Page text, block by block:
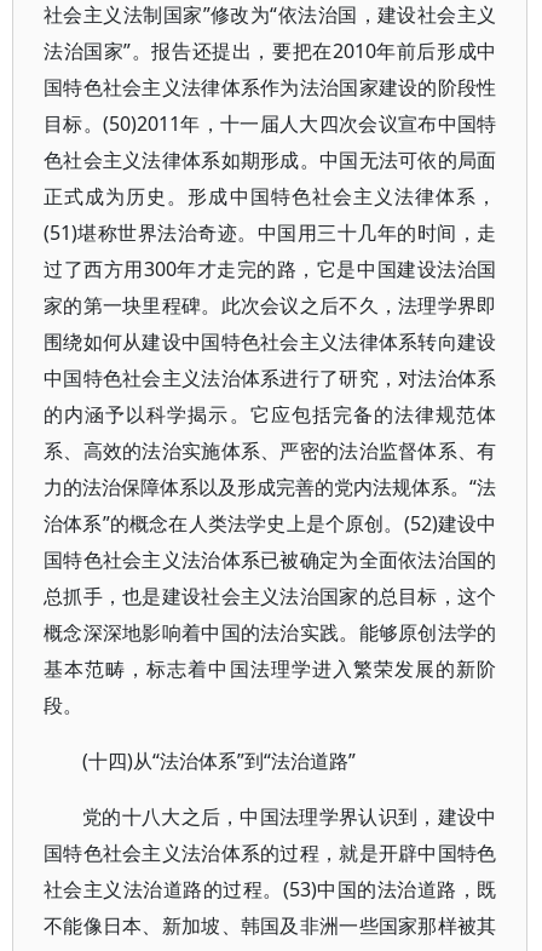
社会主义法制国家”修改为“依法治国，建设社会主义
法治国家”。报告还提出，要把在2010年前后形成中
国特色社会主义法律体系作为法治国家建设的阶段性
目标。(50)2011年，十一届人大四次会议宣布中国特
色社会主义法律体系如期形成。中国无法可依的局面
正式成为历史。形成中国特色社会主义法律体系，
(51)堪称世界法治奇迹。中国用三十几年的时间，走
过了西方用300年才走完的路，它是中国建设法治国
家的第一块里程碑。此次会议之后不久，法理学界即
围绕如何从建设中国特色社会主义法律体系转向建设
中国特色社会主义法治体系进行了研究，对法治体系
的内涵予以科学揭示。它应包括完备的法律规范体
系、高效的法治实施体系、严密的法治监督体系、有
力的法治保障体系以及形成完善的党内法规体系。“法
治体系”的概念在人类法学史上是个原创。(52)建设中
国特色社会主义法治体系已被确定为全面依法治国的
总抓手，也是建设社会主义法治国家的总目标，这个
概念深深地影响着中国的法治实践。能够原创法学的
基本范畴，标志着中国法理学进入繁荣发展的新阶
段。
(十四)从“法治体系”到“法治道路”
党的十八大之后，中国法理学界认识到，建设中
国特色社会主义法治体系的过程，就是开辟中国特色
社会主义法治道路的过程。(53)中国的法治道路，既
不能像日本、新加坡、韩国及非洲一些国家那样被其